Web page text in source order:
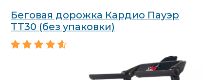
Беговая дорожка Кардио Пауэр
ТТ30 (без упаковки)